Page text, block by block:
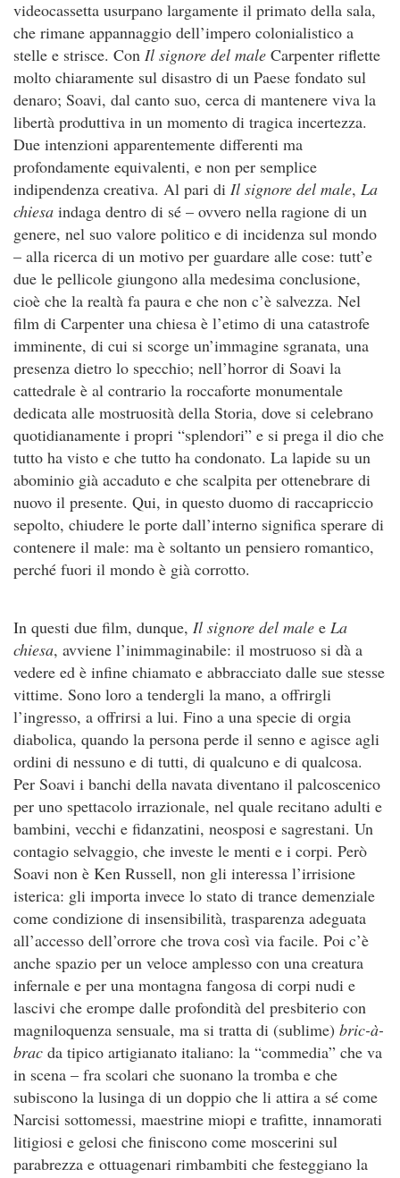
videocassetta usurpano largamente il primato della sala,
che rimane appannaggio dell’impero colonialistico a
stelle e strisce. Con Il signore del male Carpenter riflette
molto chiaramente sul disastro di un Paese fondato sul
denaro; Soavi, dal canto suo, cerca di mantenere viva la
libertà produttiva in un momento di tragica incertezza.
Due intenzioni apparentemente differenti ma
profondamente equivalenti, e non per semplice
indipendenza creativa. Al pari di Il signore del male, La
chiesa indaga dentro di sé – ovvero nella ragione di un
genere, nel suo valore politico e di incidenza sul mondo
– alla ricerca di un motivo per guardare alle cose: tutt’e
due le pellicole giungono alla medesima conclusione,
cioè che la realtà fa paura e che non c’è salvezza. Nel
film di Carpenter una chiesa è l’etimo di una catastrofe
imminente, di cui si scorge un’immagine sgranata, una
presenza dietro lo specchio; nell’horror di Soavi la
cattedrale è al contrario la roccaforte monumentale
dedicata alle mostruosità della Storia, dove si celebrano
quotidianamente i propri “splendori” e si prega il dio che
tutto ha visto e che tutto ha condonato. La lapide su un
abominio già accaduto e che scalpita per ottenebrare di
nuovo il presente. Qui, in questo duomo di raccapriccio
sepolto, chiudere le porte dall’interno significa sperare di
contenere il male: ma è soltanto un pensiero romantico,
perché fuori il mondo è già corrotto.
In questi due film, dunque, Il signore del male e La
chiesa, avviene l’inimmaginabile: il mostruoso si dà a
vedere ed è infine chiamato e abbracciato dalle sue stesse
vittime. Sono loro a tendergli la mano, a offrirgli
l’ingresso, a offrirsi a lui. Fino a una specie di orgia
diabolica, quando la persona perde il senno e agisce agli
ordini di nessuno e di tutti, di qualcuno e di qualcosa.
Per Soavi i banchi della navata diventano il palcoscenico
per uno spettacolo irrazionale, nel quale recitano adulti e
bambini, vecchi e fidanzatini, neosposi e sagrestani. Un
contagio selvaggio, che investe le menti e i corpi. Però
Soavi non è Ken Russell, non gli interessa l’irrisione
isterica: gli importa invece lo stato di trance demenziale
come condizione di insensibilità, trasparenza adeguata
all’accesso dell’orrore che trova così via facile. Poi c’è
anche spazio per un veloce amplesso con una creatura
infernale e per una montagna fangosa di corpi nudi e
lascivi che erompe dalle profondità del presbiterio con
magniloquenza sensuale, ma si tratta di (sublime) bric-à-
brac da tipico artigianato italiano: la “commedia” che va
in scena – fra scolari che suonano la tromba e che
subiscono la lusinga di un doppio che li attira a sé come
Narcisi sottomessi, maestrine miopi e trafitte, innamorati
litigiosi e gelosi che finiscono come moscerini sul
parabrezza e ottuagenari rimbambiti che festeggiano la